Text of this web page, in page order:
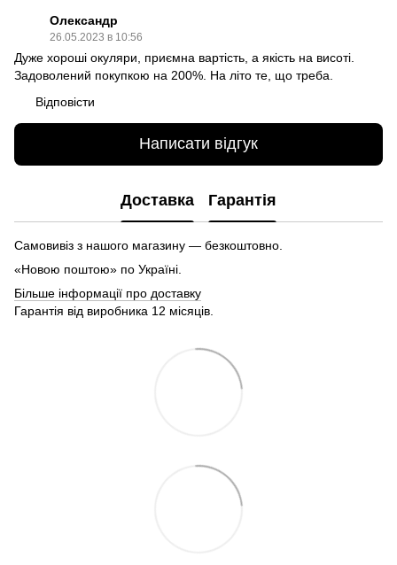
Олександр
26.05.2023 в 10:56
Дуже хороші окуляри, приємна вартість, а якість на висоті.
Задоволений покупкою на 200%. На літо те, що треба.
Відповісти
Написати відгук
Доставка Гарантія
Самовивіз з нашого магазину — безкоштовно.
«Новою поштою» по Україні.
Більше інформації про доставку
Гарантія від виробника 12 місяців.